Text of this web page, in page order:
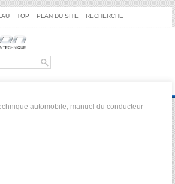
TOP PLAN DU SITE RECHERCHE
automobile, manuel du conducteur